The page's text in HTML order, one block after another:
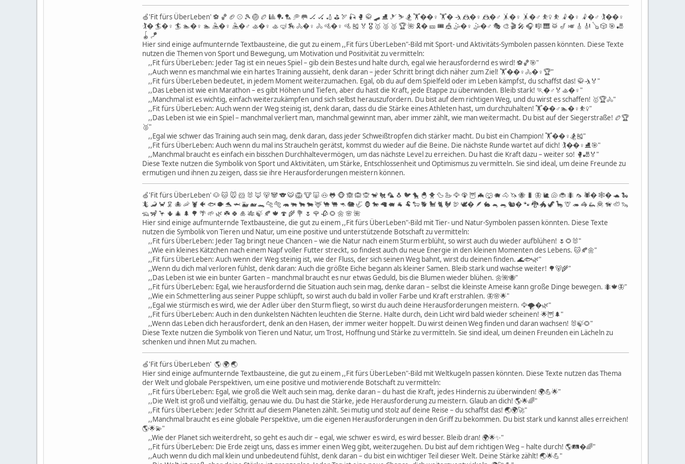
🍏'Fit fürs ÜberLeben' ⚽️ 🏀 🏈 ⚾️ 🎾 🏐 🏉 🎱 🏓 🏸 🥏 🥅 🏒 🏑 🏏 ⛳️ 🏹 🎣 🥊 🥋 🛹 ⛸️ 🎿 ⛷️ 🏂 🏋��♀️ 🏋� 🤺 🤼�♀️ 🤼�♂️ 🤸�♀️ 🤸�♂️ ⛹️‍♀️ ⛹️ 🤾�♀️ 🤾�♂️ 🏌��♀️
🏌� 🏄�♀️ 🏄 🏊�♀️ 🏊 🤽�♀️ 🤽�♂️ 🚣�♀️ 🚣 🤿 🏇 🚴�♀️ 🚴 🚵�♀️ 🚵 🎽 🏅 🎖 🥇 🥈 🥉 🏆 🌺 🎗� 🎫 🎟 🎪 🤹�♀️ 🤹�♂️ 🎭 🎨 🎬 🎤 🎧 🎼 🎹 🥁 🎷 🎺 🎸 🎻 🪕 🎲 🎯 🎳
🪀 🪁
Hier sind einige aufmunternde Textbausteine, die gut zu einem ,,Fit fürs ÜberLeben"-Bild mit Sport- und Aktivitäts-Symbolen passen könnten. Diese Texte
nutzen die Themen von Sport und Bewegung, um Motivation und Positivität zu vermitteln:
,,Fit fürs ÜberLeben: Jeder Tag ist ein neues Spiel – gib dein Bestes und halte durch, egal wie herausfordernd es wird! ⚽️🏀🎯"
,,Auch wenn es manchmal wie ein hartes Training aussieht, denk daran – jeder Schritt bringt dich näher zum Ziel! 🏋��♀️🚴�♀️🏆"
,,Fit fürs ÜberLeben bedeutet, in jedem Moment weiterzumachen. Egal, ob du auf dem Spielfeld oder im Leben kämpfst, du schaffst das! 🥋🤺🏅"
,,Das Leben ist wie ein Marathon – es gibt Höhen und Tiefen, aber du hast die Kraft, jede Etappe zu überwinden. Bleib stark! 🏃�♂️🏅🚣�♀️"
,,Manchmal ist es wichtig, einfach weiterzukämpfen und sich selbst herauszufordern. Du bist auf dem richtigen Weg, und du wirst es schaffen! 🥇🏆🚴"
,,Fit fürs ÜberLeben: Auch wenn der Weg steinig ist, denk daran, dass du die Stärke eines Athleten hast, um durchzuhalten! 🏋��♂️🏊�♀️⛹️‍♀️"
,,Das Leben ist wie ein Spiel – manchmal verliert man, manchmal gewinnt man, aber immer zählt, wie man weitermacht. Du bist auf der Siegerstraße! 🏉🏆
🥈"
,,Egal wie schwer das Training auch sein mag, denk daran, dass jeder Schweißtropfen dich stärker macht. Du bist ein Champion! 🏋��♀️🏂🎽"
,,Fit fürs ÜberLeben: Auch wenn du mal ins Straucheln gerätst, kommst du wieder auf die Beine. Die nächste Runde wartet auf dich! 🏌��♀️⛸️🎯"
,,Manchmal braucht es einfach ein bisschen Durchhaltevermögen, um das nächste Level zu erreichen. Du hast die Kraft dazu – weiter so! 🥊🎳🏅"
Diese Texte nutzen die Symbolik von Sport und Aktivitäten, um Stärke, Entschlossenheit und Optimismus zu vermitteln. Sie sind ideal, um deine Freunde zu
ermutigen und ihnen zu zeigen, dass sie ihre Herausforderungen meistern können.
🍏'Fit fürs ÜberLeben' 🐶 🐱 🐭 🐹 🐰 🦊 🐻 🐼 🐨 🐯 🦁 🐮 🐷 🐽 🐸 🐵 🙈 🙉 🙊 🐒 🐔 🦜 🐧 🐦 🐤 🐣 🐥 🦆 🦢 🦅 🦚 🦉 🦇 🐺 🐗 🐴 🦄 🐝 🐛 🦋 🐌 🐚 🐞 🐜 🦟 🕷� 🕸� 🐢 🐍
🦎 🦂 🦀 🦑 🐙 🦐 🦞 🐠 🐟 🐡 🐬 🦈 🐳 🐋 🐊 🐆 🐅 🦛 🐃 🐂 🐄 🦌 🐪 🐫 🦘 🐘 🦏 🦍 🐎 🦙 🐖 🐐 🐏 🐑 🐕 🐩 🐈 🐓 🦃 🕊� 🪶 🐇 🐁 🐀 🐿� 🐾 🐉 🐲 🦖 🦕 🦒 🦔 🦓 🦗 🦧 🦮 🦥 🦦
🦡 🦨 🦩 🌵 🎄 🌲 🌳 🌴 🌱 🌿 ☘️ 🍀 🎍 🎋 🍃 🍂 🍁 🍄 🌾 💐 🌷 🌹 🥀 🌻 🌼 🌸 🌺
Hier sind einige aufmunternde Textbausteine, die gut zu einem ,,Fit fürs ÜberLeben"-Bild mit Tier- und Natur-Symbolen passen könnten. Diese Texte
nutzen die Symbolik von Tieren und Natur, um eine positive und unterstützende Botschaft zu vermitteln:
,,Fit fürs ÜberLeben: Jeder Tag bringt neue Chancen – wie die Natur nach einem Sturm erblüht, so wirst auch du wieder aufblühen! 🌷🌻🐰"
,,Wie ein kleines Kätzchen nach einem Napf voller Futter streckt, so findest auch du neue Energie in den kleinen Momenten des Lebens. 🐱🍂🌼"
,,Fit fürs ÜberLeben: Auch wenn der Weg steinig ist, wie der Fluss, der sich seinen Weg bahnt, wirst du deinen finden. 🌊🐟🌿"
,,Wenn du dich mal verloren fühlst, denk daran: Auch die größte Eiche begann als kleiner Samen. Bleib stark und wachse weiter! 🌳🐻🌾"
,,Das Leben ist wie ein bunter Garten – manchmal braucht es nur etwas Geduld, bis die Blumen wieder blühen. 🌼🌺🐝"
,,Fit fürs ÜberLeben: Egal, wie herausfordernd die Situation auch sein mag, denke daran – selbst die kleinste Ameise kann große Dinge bewegen. 🐜🍁🦋"
,,Wie ein Schmetterling aus seiner Puppe schlüpft, so wirst auch du bald in voller Farbe und Kraft erstrahlen. 🦋🌸🌟"
,,Egal wie stürmisch es wird, wie der Adler über den Sturm fliegt, so wirst du auch deine Herausforderungen meistern. 🦅🌪�🌿"
,,Fit fürs ÜberLeben: Auch in den dunkelsten Nächten leuchten die Sterne. Halte durch, dein Licht wird bald wieder scheinen! 🌟🦉🌲"
,,Wenn das Leben dich herausfordert, denk an den Hasen, der immer weiter hoppelt. Du wirst deinen Weg finden und daran wachsen! 🐰🍃🌻"
Diese Texte nutzen die Symbolik von Tieren und Natur, um Trost, Hoffnung und Stärke zu vermitteln. Sie sind ideal, um deinen Freunden ein Lächeln zu
schenken und ihnen Mut zu machen.
🍏'Fit fürs ÜberLeben' 🌎 🌍 🌏
Hier sind einige aufmunternde Textbausteine, die gut zu einem ,,Fit fürs ÜberLeben"-Bild mit Weltkugeln passen könnten. Diese Texte nutzen das Thema
der Welt und globale Perspektiven, um eine positive und motivierende Botschaft zu vermitteln:
,,Fit fürs ÜberLeben: Egal, wie groß die Welt auch sein mag, denke daran – du hast die Kraft, jedes Hindernis zu überwinden! 🌍💪🌟"
,,Die Welt ist groß und vielfältig, genau wie du. Du hast die Stärke, jede Herausforderung zu meistern. Glaub an dich! 🌎🌟🌈"
,,Fit fürs ÜberLeben: Jeder Schritt auf diesem Planeten zählt. Sei mutig und stolz auf deine Reise – du schaffst das! 🌏🌍🚀"
,,Manchmal braucht es eine globale Perspektive, um die eigenen Herausforderungen in den Griff zu bekommen. Du bist stark und kannst alles erreichen!
🌎🌟💫"
,,Wie der Planet sich weiterdreht, so geht es auch dir – egal, wie schwer es wird, es wird besser. Bleib dran! 🌍🌟✨"
,,Fit fürs ÜberLeben: Die Erde zeigt uns, dass es immer einen Weg gibt, weiterzugehen. Du bist auf dem richtigen Weg – halte durch! 🌎🛤�🌈"
,,Auch wenn du dich mal klein und unbedeutend fühlst, denk daran – du bist ein wichtiger Teil dieser Welt. Deine Stärke zählt! 🌏🌟💪"